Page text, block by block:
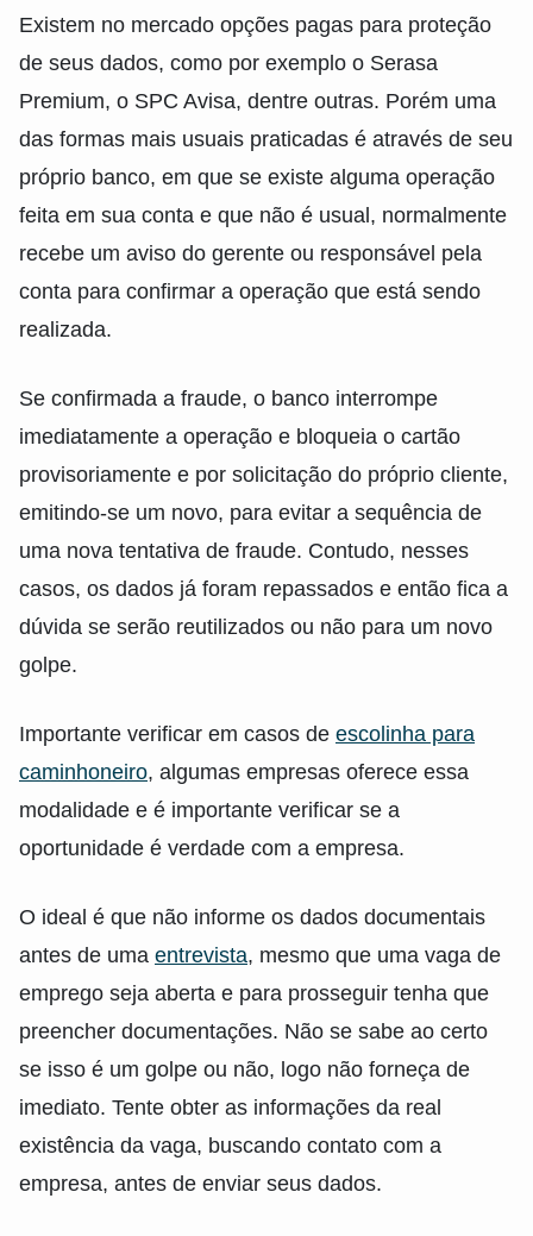
Existem no mercado opções pagas para proteção
de seus dados, como por exemplo o Serasa
Premium, o SPC Avisa, dentre outras. Porém uma
das formas mais usuais praticadas é através de seu
próprio banco, em que se existe alguma operação
feita em sua conta e que não é usual, normalmente
recebe um aviso do gerente ou responsável pela
conta para confirmar a operação que está sendo
realizada.
Se confirmada a fraude, o banco interrompe
imediatamente a operação e bloqueia o cartão
provisoriamente e por solicitação do próprio cliente,
emitindo-se um novo, para evitar a sequência de
uma nova tentativa de fraude. Contudo, nesses
casos, os dados já foram repassados e então fica a
dúvida se serão reutilizados ou não para um novo
golpe.
Importante verificar em casos de escolinha para
caminhoneiro, algumas empresas oferece essa
modalidade e é importante verificar se a
oportunidade é verdade com a empresa.
O ideal é que não informe os dados documentais
antes de uma entrevista, mesmo que uma vaga de
emprego seja aberta e para prosseguir tenha que
preencher documentações. Não se sabe ao certo
se isso é um golpe ou não, logo não forneça de
imediato. Tente obter as informações da real
existência da vaga, buscando contato com a
empresa, antes de enviar seus dados.